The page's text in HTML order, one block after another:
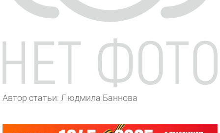
Автор статьи: Людмила Баннова